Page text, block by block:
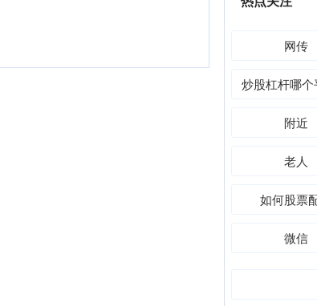
网传
炒股杠杆哪
附近
老人
如何股票
微信